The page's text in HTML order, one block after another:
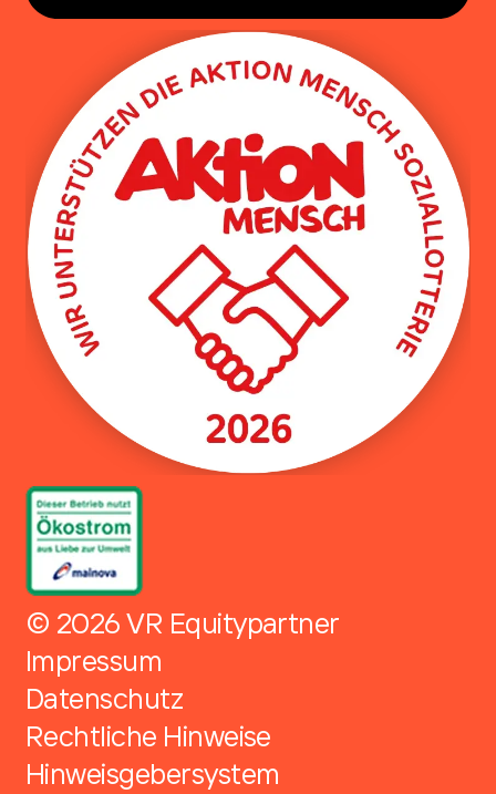
© 2026 VR Equitypartner
Impressum
Datenschutz
Rechtliche Hinweise
Hinweisgebersystem